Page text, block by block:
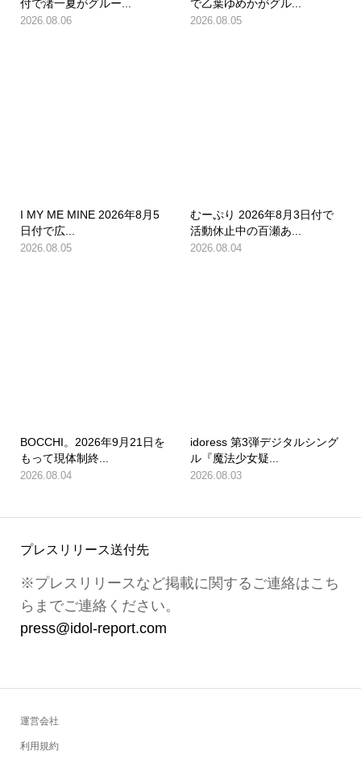
付で渚一夏がグルー...
2026.08.06
で乙葉ゆめかがグル...
2026.08.05
I MY ME MINE 2026年8月5
日付で広...
2026.08.05
むーぷり 2026年8月3日付で
活動休止中の百瀬あ...
2026.08.04
BOCCHI。2026年9月21日を
もって現体制終...
2026.08.04
idoress 第3弾デジタルシング
ル『魔法少女疑...
2026.08.03
プレスリリース送付先
※プレスリリースなど掲載に関するご連絡はこち
らまでご連絡ください。
press@idol-report.com
運営会社
利用規約